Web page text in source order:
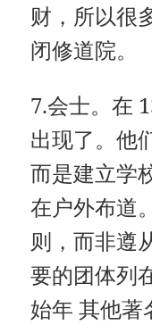
财，所以很
闭修道院。
7.会士。在
出现了。他
而是建立学
在户外布道
则，而非遵
要的团体列
始年 其他著